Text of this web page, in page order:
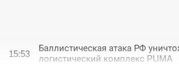
15:53
Баллистическая атака РФ
логистический комплекс PUMA